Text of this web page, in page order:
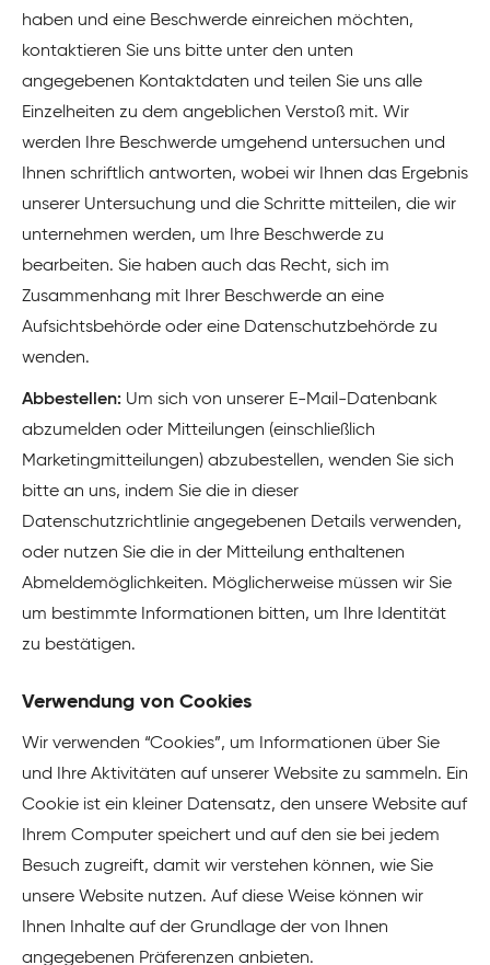
haben und eine Beschwerde einreichen möchten,
kontaktieren Sie uns bitte unter den unten
angegebenen Kontaktdaten und teilen Sie uns alle
Einzelheiten zu dem angeblichen Verstoß mit. Wir
werden Ihre Beschwerde umgehend untersuchen und
Ihnen schriftlich antworten, wobei wir Ihnen das Ergebnis
unserer Untersuchung und die Schritte mitteilen, die wir
unternehmen werden, um Ihre Beschwerde zu
bearbeiten. Sie haben auch das Recht, sich im
Zusammenhang mit Ihrer Beschwerde an eine
Aufsichtsbehörde oder eine Datenschutzbehörde zu
wenden.
Abbestellen: Um sich von unserer E-Mail-Datenbank
abzumelden oder Mitteilungen (einschließlich
Marketingmitteilungen) abzubestellen, wenden Sie sich
bitte an uns, indem Sie die in dieser
Datenschutzrichtlinie angegebenen Details verwenden,
oder nutzen Sie die in der Mitteilung enthaltenen
Abmeldemöglichkeiten. Möglicherweise müssen wir Sie
um bestimmte Informationen bitten, um Ihre Identität
zu bestätigen.
Verwendung von Cookies
Wir verwenden “Cookies”, um Informationen über Sie
und Ihre Aktivitäten auf unserer Website zu sammeln. Ein
Cookie ist ein kleiner Datensatz, den unsere Website auf
Ihrem Computer speichert und auf den sie bei jedem
Besuch zugreift, damit wir verstehen können, wie Sie
unsere Website nutzen. Auf diese Weise können wir
Ihnen Inhalte auf der Grundlage der von Ihnen
angegebenen Präferenzen anbieten.